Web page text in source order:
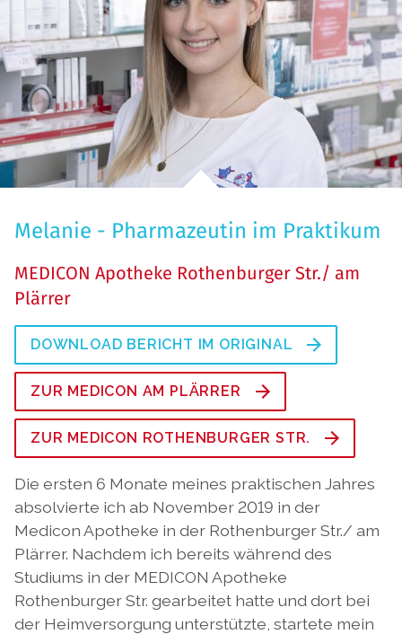
Melanie - Pharmazeutin im Praktikum
MEDICON Apotheke Rothenburger Str./ am
Plärrer
DOWNLOAD BERICHT IM ORIGINAL
ZUR MEDICON AM PLÄRRER
ZUR MEDICON ROTHENBURGER STR.
Die ersten 6 Monate meines praktischen Jahres
absolvierte ich ab November 2019 in der
Medicon Apotheke in der Rothenburger Str./ am
Plärrer. Nachdem ich bereits während des
Studiums in der MEDICON Apotheke
Rothenburger Str. gearbeitet hatte und dort bei
der Heimversorgung unterstützte, startete mein